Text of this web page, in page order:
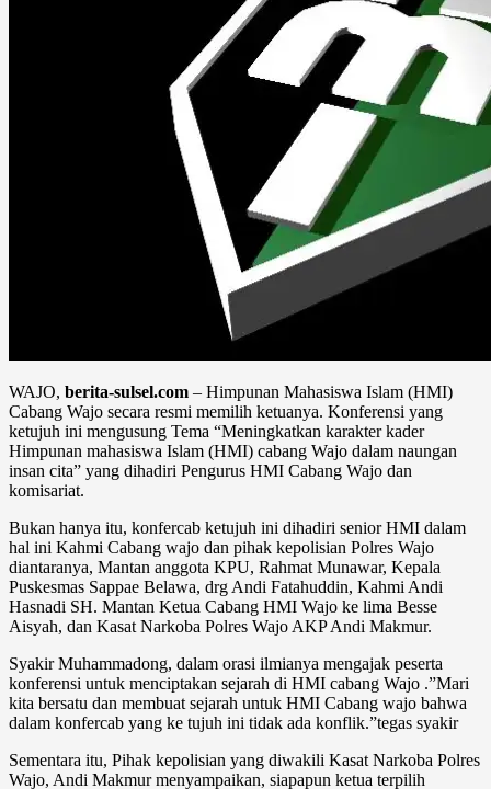
WAJO, berita-sulsel.com – Himpunan Mahasiswa Islam (HMI)
Cabang Wajo secara resmi memilih ketuanya. Konferensi yang
ketujuh ini mengusung Tema “Meningkatkan karakter kader
Himpunan mahasiswa Islam (HMI) cabang Wajo dalam naungan
insan cita” yang dihadiri Pengurus HMI Cabang Wajo dan
komisariat.
Bukan hanya itu, konfercab ketujuh ini dihadiri senior HMI dalam
hal ini Kahmi Cabang wajo dan pihak kepolisian Polres Wajo
diantaranya, Mantan anggota KPU, Rahmat Munawar, Kepala
Puskesmas Sappae Belawa, drg Andi Fatahuddin, Kahmi Andi
Hasnadi SH. Mantan Ketua Cabang HMI Wajo ke lima Besse
Aisyah, dan Kasat Narkoba Polres Wajo AKP Andi Makmur.
Syakir Muhammadong, dalam orasi ilmianya mengajak peserta
konferensi untuk menciptakan sejarah di HMI cabang Wajo .”Mari
kita bersatu dan membuat sejarah untuk HMI Cabang wajo bahwa
dalam konfercab yang ke tujuh ini tidak ada konflik.”tegas syakir
Sementara itu, Pihak kepolisian yang diwakili Kasat Narkoba Polres
Wajo, Andi Makmur menyampaikan, siapapun ketua terpilih